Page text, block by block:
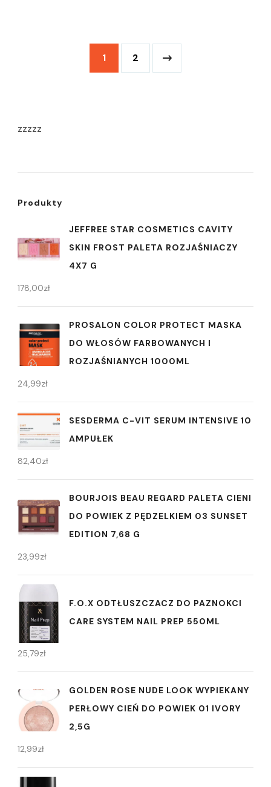
1 2
zzzzz
Produkty
JEFFREE STAR COSMETICS CAVITY
SKIN FROST PALETA ROZJAŚNIACZY
4X7 G
178,00zł
PROSALON COLOR PROTECT MASKA
DO WŁOSÓW FARBOWANYCH I
ROZJAŚNIANYCH 1000ML
24,99zł
SESDERMA C-VIT SERUM INTENSIVE 10
AMPUŁEK
82,40zł
BOURJOIS BEAU REGARD PALETA CIENI
DO POWIEK Z PĘDZELKIEM 03 SUNSET
EDITION 7,68 G
23,99zł
F.O.X ODTŁUSZCZACZ DO PAZNOKCI
CARE SYSTEM NAIL PREP 550ML
25,79zł
GOLDEN ROSE NUDE LOOK WYPIEKANY
PERŁOWY CIEŃ DO POWIEK 01 IVORY
2,5G
12,99zł